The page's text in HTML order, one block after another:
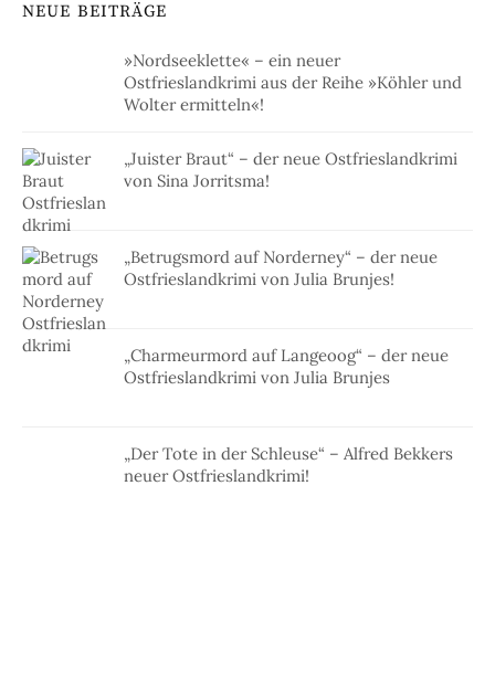
NEUE BEITRÄGE
»Nordseeklette« – ein neuer
Ostfrieslandkrimi aus der Reihe »Köhler und
Wolter ermitteln«!
„Juister Braut“ – der neue Ostfrieslandkrimi
von Sina Jorritsma!
„Betrugsmord auf Norderney“ – der neue
Ostfrieslandkrimi von Julia Brunjes!
„Charmeurmord auf Langeoog“ – der neue
Ostfrieslandkrimi von Julia Brunjes
„Der Tote in der Schleuse“ – Alfred Bekkers
neuer Ostfrieslandkrimi!